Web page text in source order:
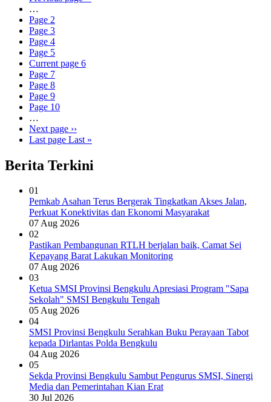
…
Page 2
Page 3
Page 4
Page 5
Current page 6
Page 7
Page 8
Page 9
Page 10
…
Next page ››
Last page Last »
Berita Terkini
01
Pemkab Asahan Terus Bergerak Tingkatkan Akses Jalan,
Perkuat Konektivitas dan Ekonomi Masyarakat
07 Aug 2026
02
Pastikan Pembangunan RTLH berjalan baik, Camat Sei
Kepayang Barat Lakukan Monitoring
07 Aug 2026
03
Ketua SMSI Provinsi Bengkulu Apresiasi Program "Sapa
Sekolah" SMSI Bengkulu Tengah
05 Aug 2026
04
SMSI Provinsi Bengkulu Serahkan Buku Perayaan Tabot
kepada Dirlantas Polda Bengkulu
04 Aug 2026
05
Sekda Provinsi Bengkulu Sambut Pengurus SMSI, Sinergi
Media dan Pemerintahan Kian Erat
30 Jul 2026